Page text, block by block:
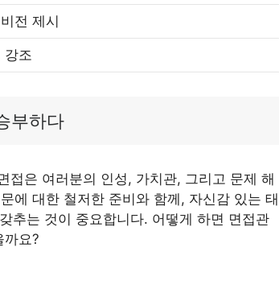
전 제시
강조
부하다
접은 여러분의 인성, 가치관, 그리고 문제 해
에 대한 철저한 준비와 함께, 자신감 있는 태
추는 것이 중요합니다. 어떻게 하면 면접관
까요?